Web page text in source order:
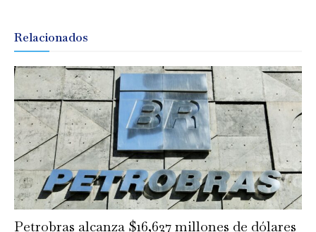
Relacionados
Petrobras alcanza $16,627 millones de dólares